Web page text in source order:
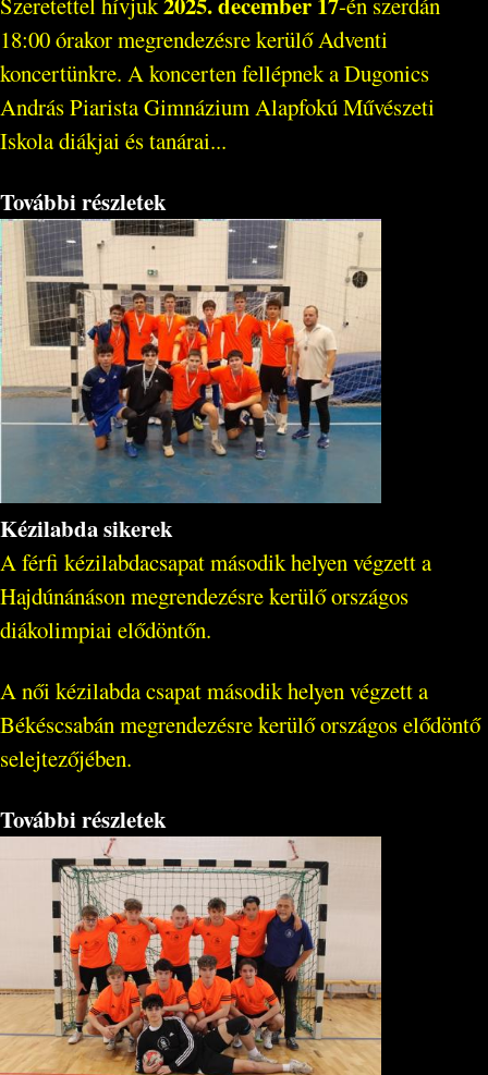
18:00 órakor megrendezésre kerülő Adventi
koncertünkre. A koncerten fellépnek a Dugonics
András Piarista Gimnázium Alapfokú Művészeti
Iskola diákjai és tanárai...
További részletek
Kézilabda sikerek
A férfi kézilabdacsapat második helyen végzett a
Hajdúnánáson megrendezésre kerülő országos
diákolimpiai elődöntőn.
A női kézilabda csapat második helyen végzett a
Békéscsabán megrendezésre kerülő országos elődöntő
selejtezőjében.
További részletek